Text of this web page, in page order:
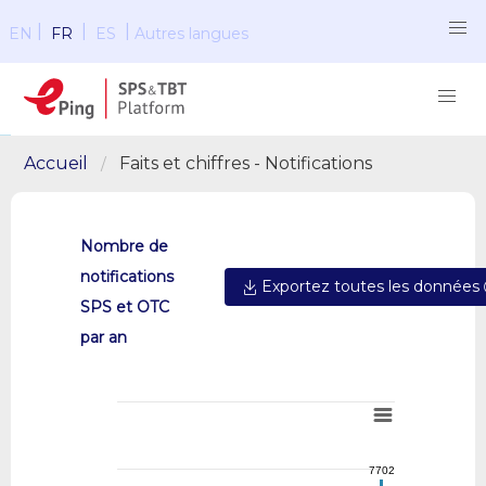
EN FR ES Autres langues
Accueil Faits et chiffres - Notifications
Nombre de
notifications
SPS et OTC
par an
Exportez toutes les données
7702
7702